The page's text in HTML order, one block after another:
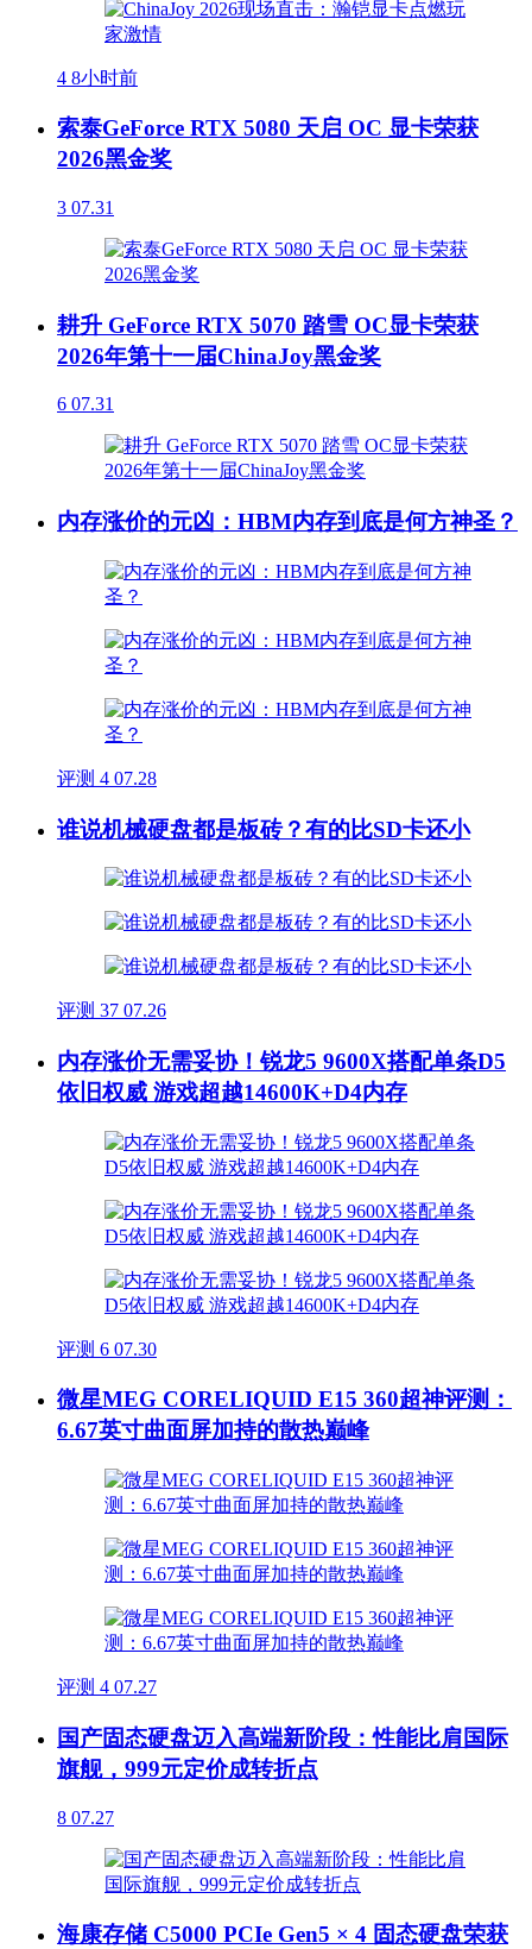
4 8小时前
索泰GeForce RTX 5080 天启 OC 显卡荣获
2026黑金奖
3 07.31
耕升 GeForce RTX 5070 踏雪 OC显卡荣获
2026年第十一届ChinaJoy黑金奖
6 07.31
内存涨价的元凶：HBM内存到底是何方神圣？
评测 4 07.28
谁说机械硬盘都是板砖？有的比SD卡还小
评测 37 07.26
内存涨价无需妥协！锐龙5 9600X搭配单条D5
依旧权威 游戏超越14600K+D4内存
评测 6 07.30
微星MEG CORELIQUID E15 360超神评测：
6.67英寸曲面屏加持的散热巅峰
评测 4 07.27
国产固态硬盘迈入高端新阶段：性能比肩国际
旗舰，999元定价成转折点
8 07.27
海康存储 C5000 PCIe Gen5 × 4 固态硬盘荣获